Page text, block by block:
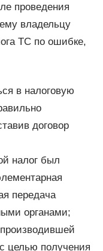
проведения
владельцу
ТС по ошибке,
в налоговую
договор
налог был
передача
органами;
целью получения